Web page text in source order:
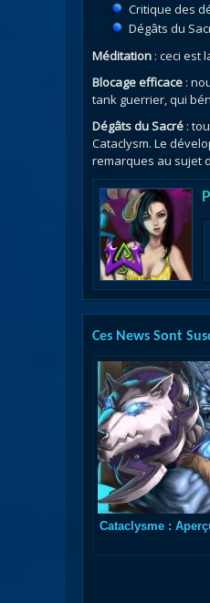
Critique des
Dégâts du
Méditation : ceci est
Blocage efficace :
tank guerrier, qui
Dégâts du Sacré :
Cataclysm. Le
remarques au sujet
Ces News Sont
Cataclysme :